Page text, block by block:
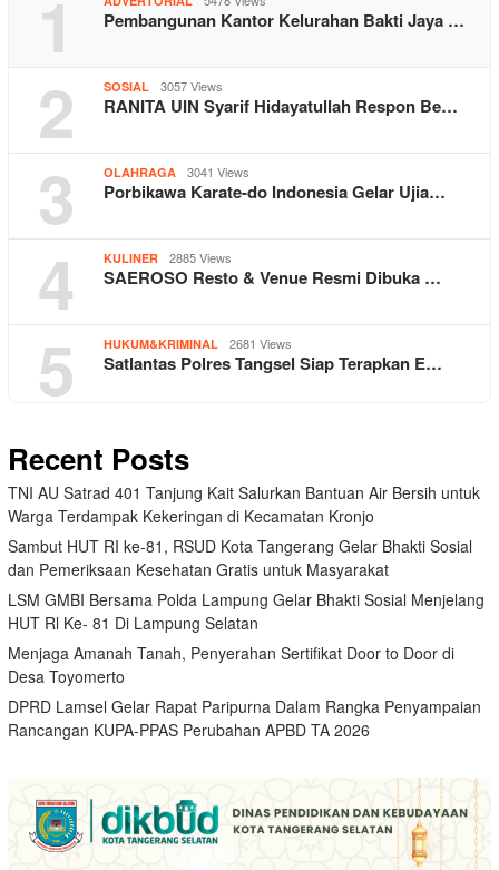
1 Pembangunan Kantor Kelurahan Bakti Jaya …
2 SOSIAL 3057 Views
RANITA UIN Syarif Hidayatullah Respon Be…
3 OLAHRAGA 3041 Views
Porbikawa Karate-do Indonesia Gelar Ujia…
4 KULINER 2885 Views
SAEROSO Resto & Venue Resmi Dibuka …
5 HUKUM&KRIMINAL 2681 Views
Satlantas Polres Tangsel Siap Terapkan E…
Recent Posts
TNI AU Satrad 401 Tanjung Kait Salurkan Bantuan Air Bersih untuk
Warga Terdampak Kekeringan di Kecamatan Kronjo
Sambut HUT RI ke-81, RSUD Kota Tangerang Gelar Bhakti Sosial
dan Pemeriksaan Kesehatan Gratis untuk Masyarakat
LSM GMBI Bersama Polda Lampung Gelar Bhakti Sosial Menjelang
HUT Rl Ke- 81 Di Lampung Selatan
Menjaga Amanah Tanah, Penyerahan Sertifikat Door to Door di
Desa Toyomerto
DPRD Lamsel Gelar Rapat Paripurna Dalam Rangka Penyampaian
Rancangan KUPA-PPAS Perubahan APBD TA 2026